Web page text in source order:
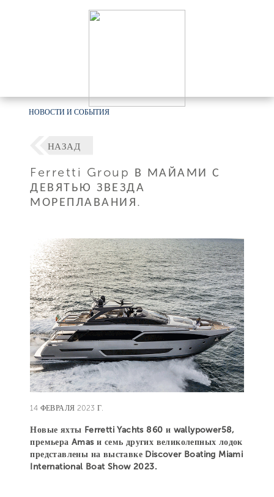
НОВОСТИ И СОБЫТИЯ
НАЗАД
Ferretti Group В МАЙАМИ С
ДЕВЯТЬЮ ЗВЕЗДА
МОРЕПЛАВАНИЯ.
14 ФЕВРАЛЯ 2023 Г.
Новые яхты Ferretti Yachts 860 и wallypower58,
премьера Amas и семь других великолепных лодок
представлены на выставке Discover Boating Miami
International Boat Show 2023.